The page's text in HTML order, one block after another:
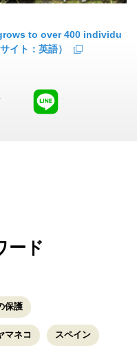
to over 400 individu
イト：英語）
facebook
ード
保護
マネコ スペイン